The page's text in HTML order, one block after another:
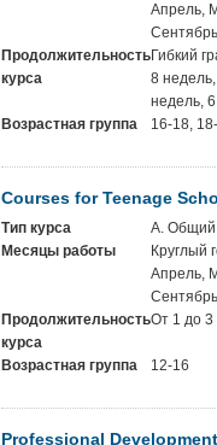
Апрель,
Продолжительность
курса
Гибкий
8
недель,
Возрастная группа
16-18,
Courses for Teenage
Тип курса
A. Общий
Месяцы работы
Круглый
Апрель,
Продолжительность
курса
От 1 до 3
Возрастная группа 12-16
Professional